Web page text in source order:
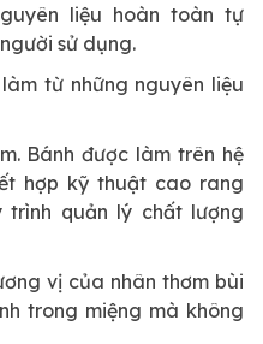
liệu hoàn toàn tự
sử dụng.
từ những nguyên liệu
Bánh được làm trên hệ
hợp kỹ thuật cao rang
quản lý chất lượng
vị của nhân thơm bùi
trong miệng mà không